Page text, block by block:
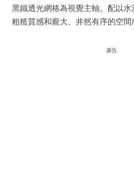
黑鐵透光網格為視覺主軸。配以
粗糙質感和龐大、井然有序的空間
廣告